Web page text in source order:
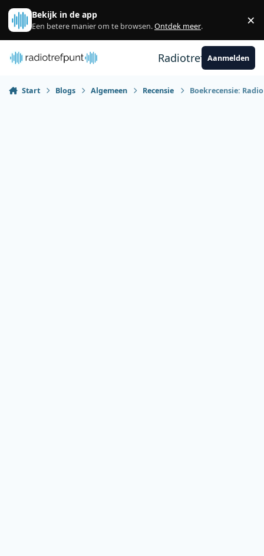
Spring naar bijdragen
Bekijk in de app
Een betere manier om te browsen.Ontdek meer. ×
RadiotrefpuntAanmelden
Start Blogs Algemeen Recensie Boekrecensie: